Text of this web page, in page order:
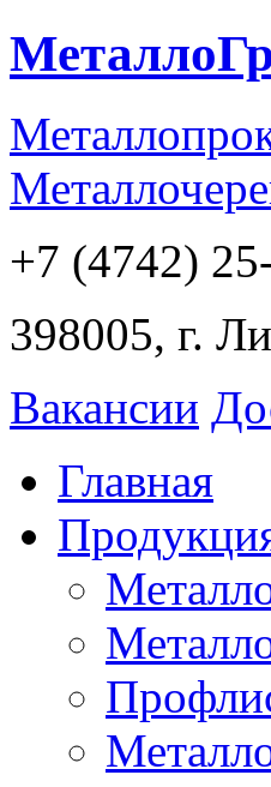
+7 (4742)
398005, г.
Вакансии
Главная